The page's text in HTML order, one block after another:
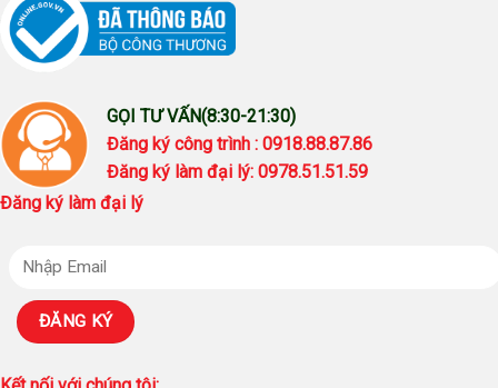
GỌI TƯ VẤN(8:30-21:30)
Đăng ký công trình : 0918.88.87.86
Đăng ký làm đại lý: 0978.51.51.59
Đăng ký làm đại lý